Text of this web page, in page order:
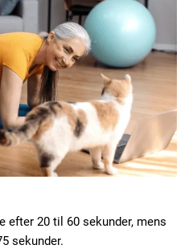
efter 20 til 60 sekunder, mens
sekunder.